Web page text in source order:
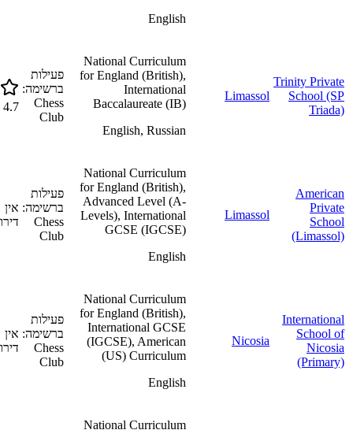
English
Trinity Private
School (SP
Triada)
Limassol
National Curriculum
for England (British),
International
Baccalaureate (IB)
English, Russian
פעילות
ברשימה:
Chess
Club
4.7
American
Private
School
(Limassol)
Limassol
National Curriculum
for England (British),
Advanced Level (A-
Levels), International
GCSE (IGCSE)
English
פעילות
ברשימה:
Chess
Club
אין
דירוג
International
School of
Nicosia
(Primary)
Nicosia
National Curriculum
for England (British),
International GCSE
(IGCSE), American
(US) Curriculum
English
פעילות
ברשימה:
Chess
Club
אין
דירוג
National Curriculum